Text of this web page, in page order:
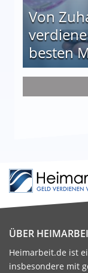
Von
besten
die 15 besten
ÜBER
Heimarbeit.de ist
insbesondere mit